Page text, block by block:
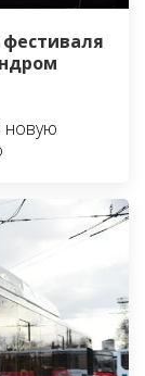
новую